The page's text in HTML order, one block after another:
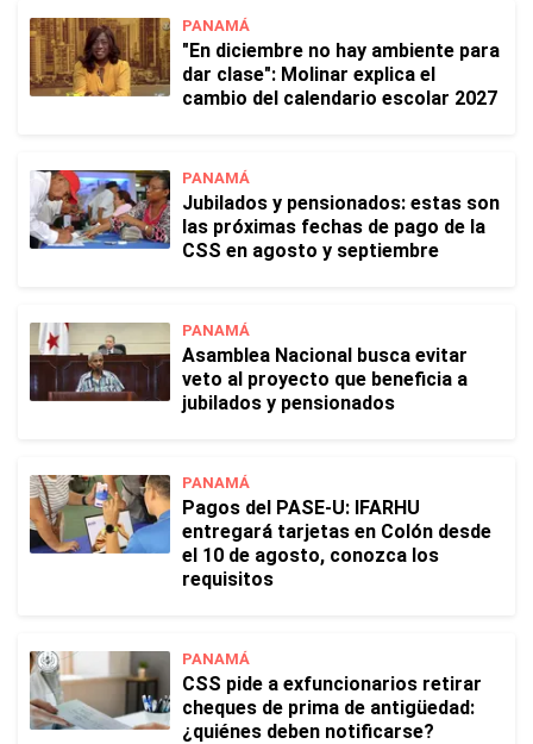
PANAMÁ
"En diciembre no hay ambiente para
dar clase": Molinar explica el
cambio del calendario escolar 2027
PANAMÁ
Jubilados y pensionados: estas son
las próximas fechas de pago de la
CSS en agosto y septiembre
PANAMÁ
Asamblea Nacional busca evitar
veto al proyecto que beneficia a
jubilados y pensionados
PANAMÁ
Pagos del PASE-U: IFARHU
entregará tarjetas en Colón desde
el 10 de agosto, conozca los
requisitos
PANAMÁ
CSS pide a exfuncionarios retirar
cheques de prima de antigüedad:
¿quiénes deben notificarse?